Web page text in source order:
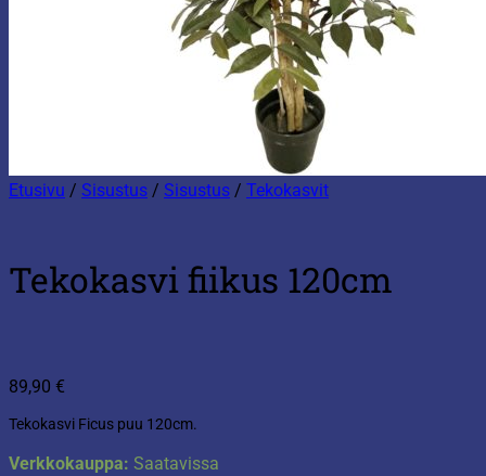
Etusivu / Sisustus / Sisustus / Tekokasvit
Tekokasvi fiikus 120cm
89,90 €
Tekokasvi Ficus puu 120cm.
Verkkokauppa: Saatavissa